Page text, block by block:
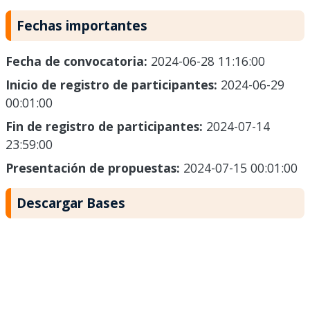
Fechas importantes
Fecha de convocatoria: 2024-06-28 11:16:00
Inicio de registro de participantes: 2024-06-29
00:01:00
Fin de registro de participantes: 2024-07-14
23:59:00
Presentación de propuestas: 2024-07-15 00:01:00
Descargar Bases